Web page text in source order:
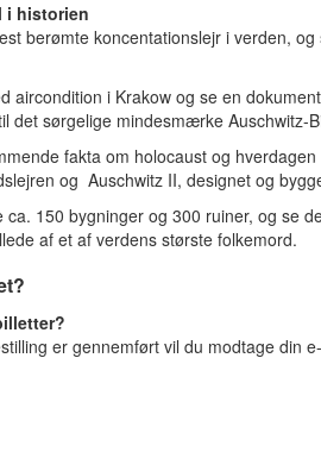
i historien
berømte koncentationslejr i verden,
aircondition i Krakow og se en
det sørgelige mindesmærke
fakta om holocaust og
og Auschwitz II, designet og
ca. 150 bygninger og 300 ruiner, og se
af et af verdens største folkemord.
er gennemført vil du modtage din